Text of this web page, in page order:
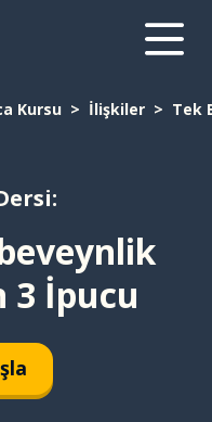
Kursu İlişkiler Tek
3 İpucu